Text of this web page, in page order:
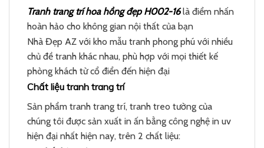
Tranh trang trí hoa hồng đẹp H002-16là điểm nhấn
hoàn hảo cho không gian nội thất của bạn
Nhà Đẹp AZ với kho mẫu tranh phong phú với nhiều
chủ đề tranh khác nhau, phù hợp với mọi thiết kế
phòng khách từ cổ điển đến hiện đại
Chất liệu tranh trang trí
Sản phẩm tranh trang trí, tranh treo tường của
chúng tôi được sản xuất in ấn bằng công nghệ in uv
hiện đại nhất hiện nay, trên 2 chất liệu: